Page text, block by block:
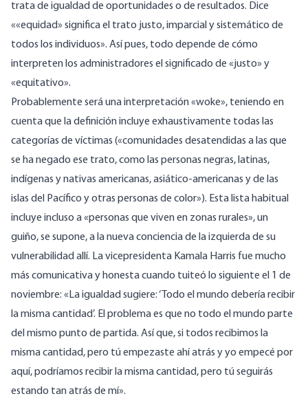
trata de igualdad de oportunidades o de resultados. Dice
««equidad» significa el trato justo, imparcial y sistemático de
todos los individuos». Así pues, todo depende de cómo
interpreten los administradores el significado de «justo» y
«equitativo».
Probablemente será una interpretación «woke», teniendo en
cuenta que la definición incluye exhaustivamente todas las
categorías de víctimas («comunidades desatendidas a las que
se ha negado ese trato, como las personas negras, latinas,
indígenas y nativas americanas, asiático-americanas y de las
islas del Pacífico y otras personas de color»). Esta lista habitual
incluye incluso a «personas que viven en zonas rurales», un
guiño, se supone, a la nueva conciencia de la izquierda de su
vulnerabilidad allí. La vicepresidenta Kamala Harris fue mucho
más comunicativa y honesta cuando tuiteó lo siguiente el 1 de
noviembre: «La igualdad sugiere: ‘Todo el mundo debería recibir
la misma cantidad’. El problema es que no todo el mundo parte
del mismo punto de partida. Así que, si todos recibimos la
misma cantidad, pero tú empezaste ahí atrás y yo empecé por
aquí, podríamos recibir la misma cantidad, pero tú seguirás
estando tan atrás de mí».